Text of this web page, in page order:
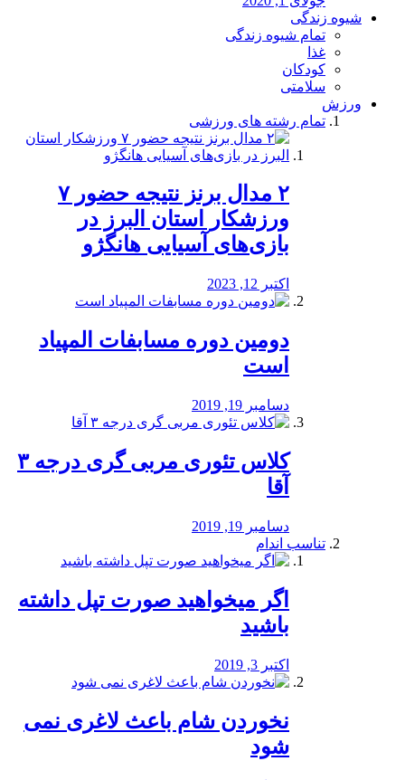
شیوه زندگی
تمام شیوه زندگی
غذا
کودکان
سلامتی
ورزش
تمام رشته های ورزشی
۲ مدال برنز نتیجه حضور ۷
ورزشکار استان البرز در
بازی‌های آسیایی هانگژو
اکتبر 12, 2023
دومین دوره مسابفات المپیاد
است
دسامبر 19, 2019
کلاس تئوری مربی گری درجه ۳
آقا
دسامبر 19, 2019
تناسب اندام
اگر میخواهید صورت تپل داشته
باشید
اکتبر 3, 2019
نخوردن شام باعث لاغری نمی
‌شود